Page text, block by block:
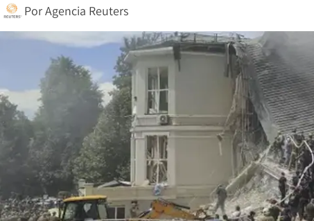
PorAgencia Reuters